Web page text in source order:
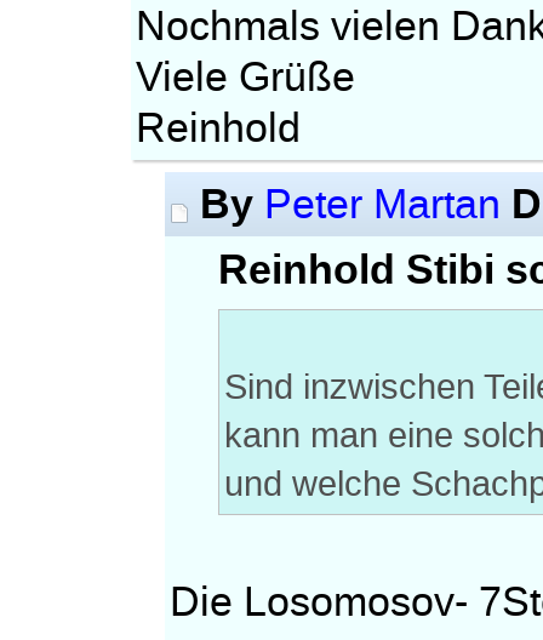
Nochmals vielen
Viele Grüße
Reinhold
By Peter Martan
Reinhold Stibi
Sind inzwischen
kann man eine
und welche
Die Losomosov-